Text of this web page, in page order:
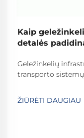
Kaip
detalės
Geležinkelių
transporto
efektyvumo
geležinkelio
ŽIŪRĖTI DAUGIAU